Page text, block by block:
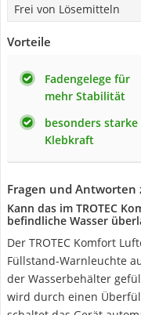
Frei von Lösemitteln
Vorteile
Fadengelege für
mehr Stabilität
besonders starke
Klebkraft
Fragen und Antworten
Kann das im TROTEC
befindliche Wasser
Der TROTEC Komfort
Füllstand-Warnleuchte
der Wasserbehälter
wird durch einen